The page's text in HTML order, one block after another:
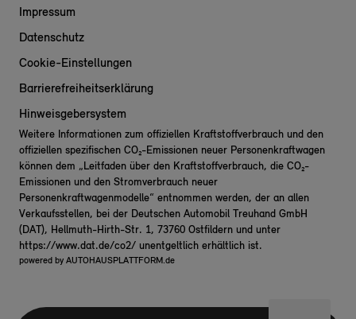
Impressum
Datenschutz
Cookie-Einstellungen
Barrierefreiheitserklärung
Hinweisgebersystem
Weitere Informationen zum offiziellen Kraftstoffverbrauch und den
offiziellen spezifischen CO₂-Emissionen neuer Personenkraftwagen
können dem „Leitfaden über den Kraftstoffverbrauch, die CO₂-
Emissionen und den Stromverbrauch neuer
Personenkraftwagenmodelle“ entnommen werden, der an allen
Verkaufsstellen, bei der Deutschen Automobil Treuhand GmbH
(DAT), Hellmuth-Hirth-Str. 1, 73760 Ostfildern und unter
https://www.dat.de/co2/ unentgeltlich erhältlich ist.
powered by AUTOHAUSPLATTFORM.de